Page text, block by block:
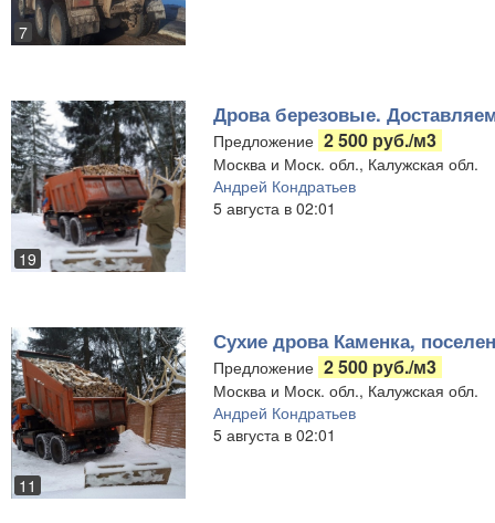
7
19
Дрова березовые.
Предложение 2 500 руб./м3
Москва и Моск. обл., Калужская обл.
Андрей Кондратьев
5 августа в 02:01
11
Сухие дрова Каменка,
Предложение 2 500 руб./м3
Москва и Моск. обл., Калужская обл.
Андрей Кондратьев
5 августа в 02:01